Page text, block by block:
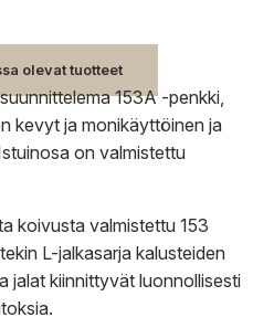
770,00 €
olevat tuotteet
153A -penkki,
kevyt ja monikäyttöinen ja
on valmistettu
koivusta valmistettu 153
L-jalkasarja kalusteiden
jalat kiinnittyvät luonnollisesti